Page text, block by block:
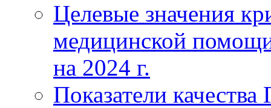
Целевые значения
медицинской
на 2024 г.
Показатели